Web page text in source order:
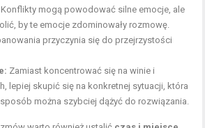
Konflikty mogą powodować silne emocje, ale
by te emocje zdominowały rozmowę.
przyczynia się do przejrzystości
Zamiast koncentrować się na winie i
lepiej skupić się na konkretnej sytuacji, która
sposób można szybciej dążyć do rozwiązania.